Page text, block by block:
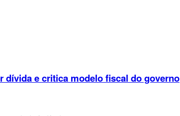
dívida e critica modelo fiscal do governo